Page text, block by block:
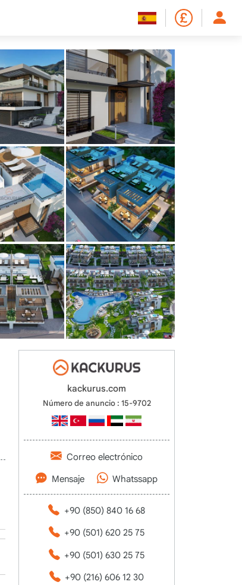
kackurus.com
Número de anuncio : 15-9702
Correo electrónico
Mensaje Whatssapp
+90 (850) 840 16 68
+90 (501) 620 25 75
+90 (501) 630 25 75
+90 (216) 606 12 30